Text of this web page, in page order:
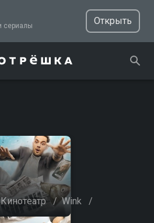
ТВ, фильмы и сериалы
Открыть
Кинотеатр / Wink /